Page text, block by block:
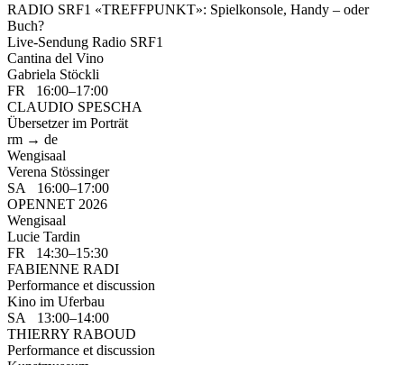
RADIO SRF1 «TREFFPUNKT»: Spielkonsole, Handy – oder
Buch?
Live-Sendung Radio SRF1
Cantina del Vino
Gabriela Stöckli
FR 16:00–17:00
CLAUDIO SPESCHA
Übersetzer im Porträt
rm → de
Wengisaal
Verena Stössinger
SA 16:00–17:00
OPENNET 2026
Wengisaal
Lucie Tardin
FR 14:30–15:30
FABIENNE RADI
Performance et discussion
Kino im Uferbau
SA 13:00–14:00
THIERRY RABOUD
Performance et discussion